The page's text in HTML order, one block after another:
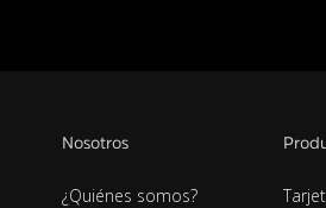
Nosotros
¿Quiénes somos?